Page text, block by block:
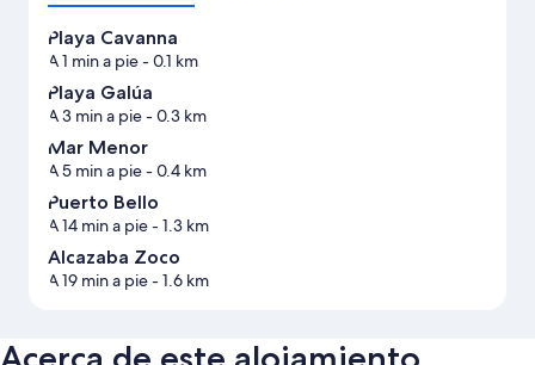
Playa Cavanna
A 1 min a pie- 0.1 km
Playa Galúa
A 3 min a pie- 0.3 km
Mar Menor
A 5 min a pie- 0.4 km
Puerto Bello
A 14 min a pie- 1.3 km
Alcazaba Zoco
A 19 min a pie- 1.6 km